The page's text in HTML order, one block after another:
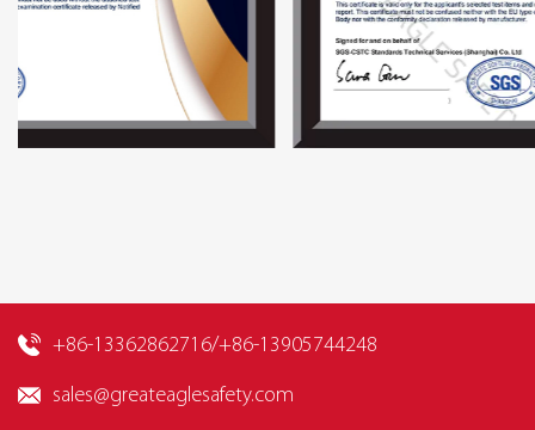
+86-13362862716/+86-13905744248
sales@greateaglesafety.com